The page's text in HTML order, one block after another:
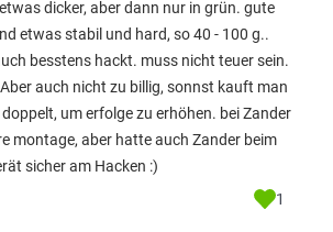
dicker, aber dann nur in grün. gute
etwas stabil und hard, so 40 - 100 g..
besstens hackt. muss nicht teuer sein.
auch nicht zu billig, sonnst kauft man
um erfolge zu erhöhen. bei Zander
montage, aber hatte auch Zander beim
sicher am Hacken :)
1